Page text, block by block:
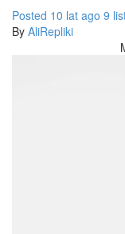
Posted 10 lat ago 9
By AliRepliki